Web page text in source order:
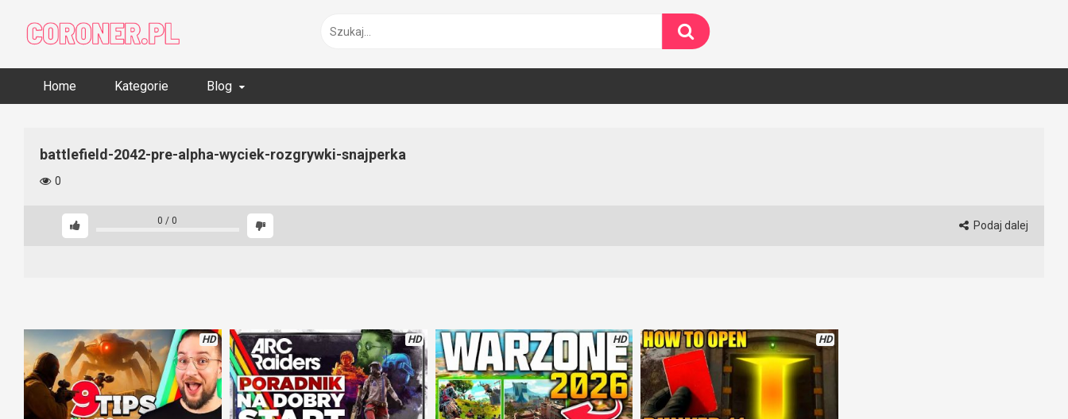
content
Home Kategorie Blog
battlefield-2042-pre-alpha-wyciek-rozgrywki-snajperka
0
0 / 0 Podaj dalej
HD HD HD HD